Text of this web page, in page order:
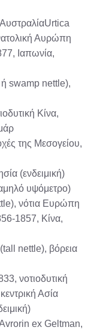
Αυρώπη
Ιαπωνία,
swamp nettle),
Κίνα,
της Μεσογείου,
(ενδειμική)
υψόμετρο)
νότια Ευρώπη
1857, Κίνα,
nettle), βόρεια
νοτιοδυτική
Ασία
ex Geltman,